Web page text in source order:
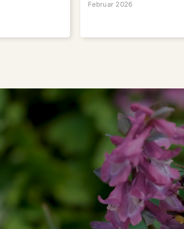
Februar 2026
wirklich funktionieren
Tipps für langlebige, standortgerechte und
— direkt in dein Postfach.